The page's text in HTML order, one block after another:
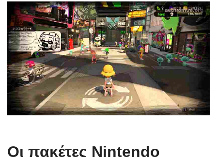
Οι πακέτες Nintendo